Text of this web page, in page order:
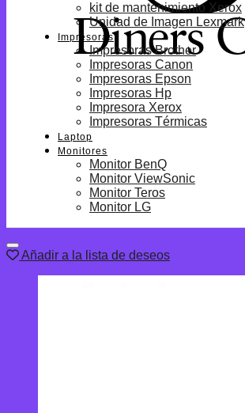
kit de mantenimiento Xerox
Unidad de Imagen Lexmark
Impresoras
Impresoras Brother
Impresoras Canon
Impresoras Epson
Impresoras Hp
Impresora Xerox
Impresoras Térmicas
Laptop
Monitores
Monitor BenQ
Monitor ViewSonic
Monitor Teros
Monitor LG
Añadir a la lista de deseos